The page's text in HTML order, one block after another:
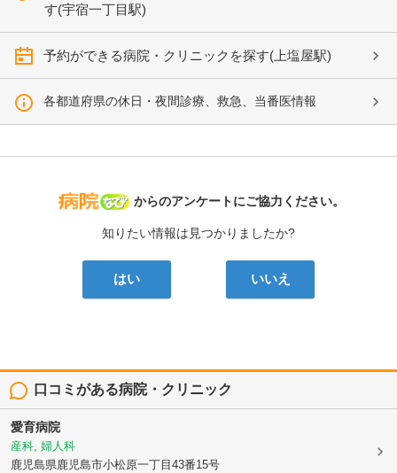
す(宇宿一丁目駅)
予約ができる病院・クリニックを探す(上塩屋駅)
各都道府県の休日・夜間診療、救急、当番医情報
病院なび
からのアンケートにご協力ください。
知りたい情報は見つかりましたか?
はい いいえ
口コミがある病院・クリニック
愛育病院
産科, 婦人科
鹿児島県鹿児島市小松原一丁目43番15号